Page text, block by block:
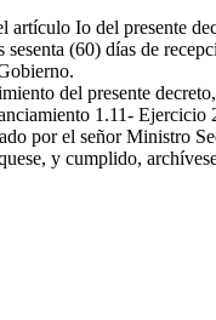
Io del presente
(60) días de
del presente
1.11- Ejercicio
por el señor Ministro
y cumplido,